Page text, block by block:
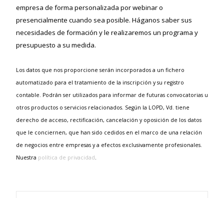
empresa de forma personalizada por webinar o
presencialmente cuando sea posible. Háganos saber sus
necesidades de formación y le realizaremos un programa y
presupuesto a su medida.
Los datos que nos proporcione serán incorporados a un fichero
automatizado para el tratamiento de la inscripción y su registro
contable. Podrán ser utilizados para informar de futuras convocatorias u
otros productos o servicios relacionados. Según la LOPD, Vd. tiene
derecho de acceso, rectificación, cancelación y oposición de los datos
que le conciernen, que han sido cedidos en el marco de una relación
de negocios entre empresas y a efectos exclusivamente profesionales.
Nuestra política de privacidad.